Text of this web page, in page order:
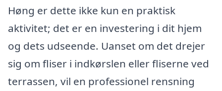
Høng er dette ikke kun en praktisk
aktivitet; det er en investering i dit hjem
og dets udseende. Uanset om det drejer
sig om fliser i indkørslen eller fliserne ved
terrassen, vil en professionel rensning